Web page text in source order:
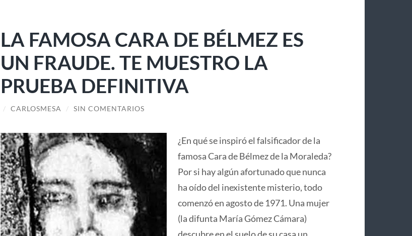
LA FAMOSA CARA DE BÉLMEZ ES
UN FRAUDE. TE MUESTRO LA
PRUEBA DEFINITIVA
/ CARLOSMESA / SIN COMENTARIOS
¿En qué se inspiró el falsificador de la
famosa Cara de Bélmez de la Moraleda?
Por si hay algún afortunado que nunca
ha oído del inexistente misterio, todo
comenzó en agosto de 1971. Una mujer
(la difunta María Gómez Cámara)